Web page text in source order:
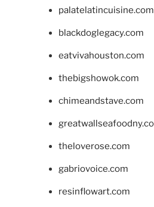
palatelatincuisine.com
blackdoglegacy.com
eatvivahouston.com
thebigshowok.com
chimeandstave.com
theloverose.com
gabriovoice.com
resinflowart.com